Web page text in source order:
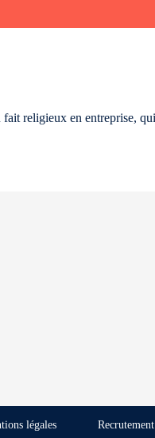
religieux en entreprise,
légales Recrutement